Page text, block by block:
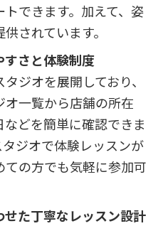
トできます。加えて、姿
されています。
すさと体験制度
ジオを展開しており、
一覧から店舗の所在
どを簡単に確認できま
ジオで体験レッスンが
の方でも気軽に参加可
た丁寧なレッスン設計